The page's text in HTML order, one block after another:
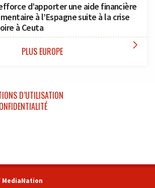
d’apporter une aide financière
à l’Espagne suite à la crise
à Ceuta
PLUS EUROPE 
D’UTILISATION
MediaNation